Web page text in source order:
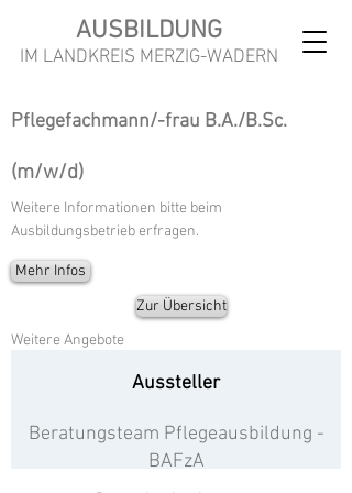
AUSBILDUNG
IM LANDKREIS MERZIG-WADERN
Pflegefachmann/-frau B.A./B.Sc.
(m/w/d)
Weitere Informationen bitte beim
Ausbildungsbetrieb erfragen.
Mehr Infos
Zur Übersicht
Weitere Angebote
Aussteller
Beratungsteam Pflegeausbildung -
BAFzA